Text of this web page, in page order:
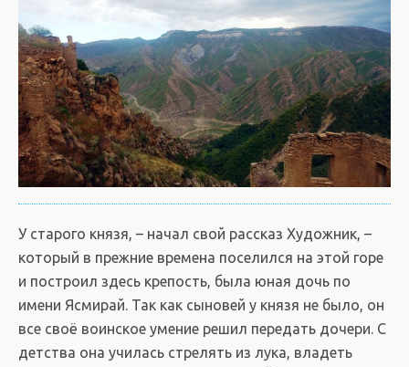
У старого князя, – начал свой рассказ Художник, –
который в прежние времена поселился на этой горе
и построил здесь крепость, была юная дочь по
имени Ясмирай. Так как сыновей у князя не было, он
все своё воинское умение решил передать дочери. С
детства она училась стрелять из лука, владеть